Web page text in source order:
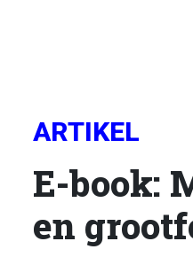
ARTIKEL
E-book:
en